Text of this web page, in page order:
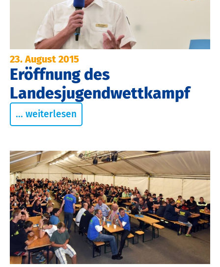
23. August 2015
Eröffnung des
Landesjugendwettkampf
... weiterlesen